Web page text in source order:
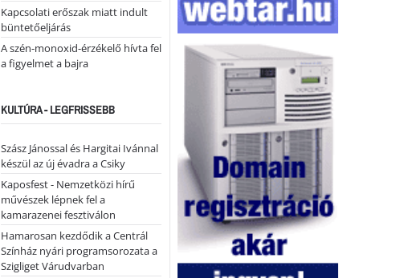
Kapcsolati erőszak miatt indult
büntetőeljárás
A szén-monoxid-érzékelő hívta fel
a figyelmet a bajra
KULTÚRA - LEGFRISSEBB
Szász Jánossal és Hargitai Ivánnal
készül az új évadra a Csiky
Kaposfest - Nemzetközi hírű
művészek lépnek fel a
kamarazenei fesztiválon
Hamarosan kezdődik a Centrál
Színház nyári programsorozata a
Szigliget Várudvarban